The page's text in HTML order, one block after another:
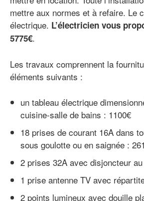
mettre aux normes et à refaire. Le
électrique. L’électricien vous
5775€.
Les travaux comprennent la
éléments suivants :
un tableau électrique
cuisine-salle de bains : 1100€
18 prises de courant 16A dans
sous goulotte ou en saignée :
2 prises 32A avec disjoncteur
1 prise antenne TV avec
2 points lumineux avec douille